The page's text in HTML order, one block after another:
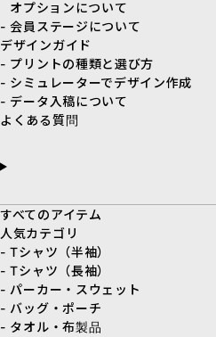
オプションについて
- 会員ステージについて
デザインガイド
- プリントの種類と選び方
- シミュレーターでデザイン作成
- データ入稿について
よくある質問
すべてのアイテム
人気カテゴリ
- Tシャツ（半袖）
- Tシャツ（長袖）
- パーカー・スウェット
- バッグ・ポーチ
- タオル・布製品